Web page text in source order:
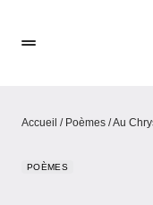
Accueil / Poèmes /Au
POÈMES